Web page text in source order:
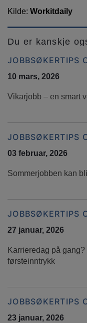
Kilde: Workitdaily
Du er kanskje
JOBBSØKERTIPS
10 mars, 2026
Vikarjobb – en smart
JOBBSØKERTIPS
03 februar, 2026
Sommerjobben kan
JOBBSØKERTIPS
27 januar, 2026
Karrieredag på
førsteinntrykk
JOBBSØKERTIPS
23 januar, 2026